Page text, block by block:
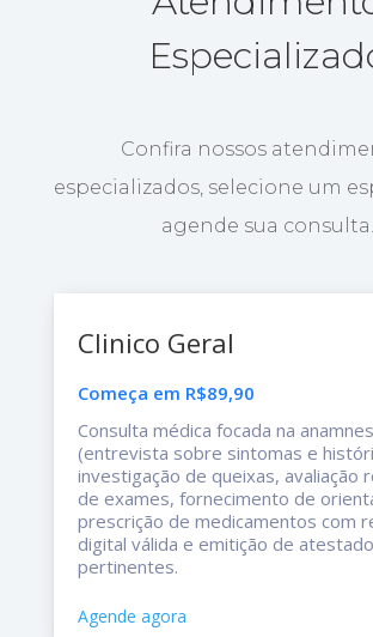
Confira nossos
especializados, selecione um
agende sua consulta.
Clinico Geral
Começa em R$89,90
Consulta médica focada na
(entrevista sobre sintomas e
investigação de queixas, avaliação
de exames, fornecimento de
prescrição de medicamentos com
digital válida e emitição de
pertinentes.
Agende agora